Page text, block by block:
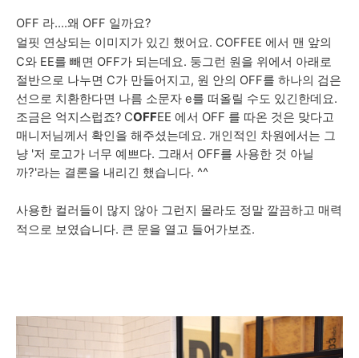
OFF 라....왜 OFF 일까요?
얼핏 연상되는 이미지가 있긴 했어요. COFFEE 에서 맨 앞의
C와 EE를 빼면 OFF가 되는데요. 둥그런 원을 위에서 아래로
절반으로 나누면 C가 만들어지고, 원 안의 OFF를 하나의 검은
선으로 치환한다면 나름 소문자 e를 떠올릴 수도 있긴한데요.
조금은 억지스럽죠? COFFEE 에서 OFF 를 따온 것은 맞다고
매니저님께서 확인을 해주셨는데요. 개인적인 차원에서는 그
냥 '저 로고가 너무 예쁘다. 그래서 OFF를 사용한 것 아닐
까?'라는 결론을 내리긴 했습니다. ^^
사용한 컬러들이 많지 않아 그런지 몰라도 정말 깔끔하고 매력
적으로 보였습니다. 큰 문을 열고 들어가보죠.